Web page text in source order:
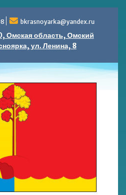
bkrasnoyarka@yandex.ru
Омская область, Омский
ул. Ленина, 8